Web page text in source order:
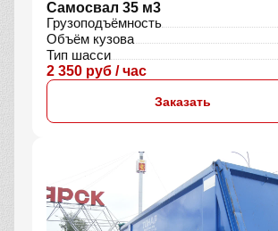
Самосвал 35 м3
Грузоподъёмность
Объём кузова
Тип шасси
2 350 руб / час
Заказать